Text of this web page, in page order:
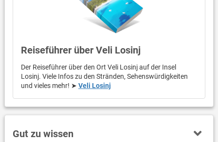
Reiseführer über Veli Losinj
Der Reiseführer über den Ort Veli Losinj auf der Insel
Losinj. Viele Infos zu den Stränden, Sehenswürdigkeiten
und vieles mehr! ➤ Veli Losinj
Gut zu wissen